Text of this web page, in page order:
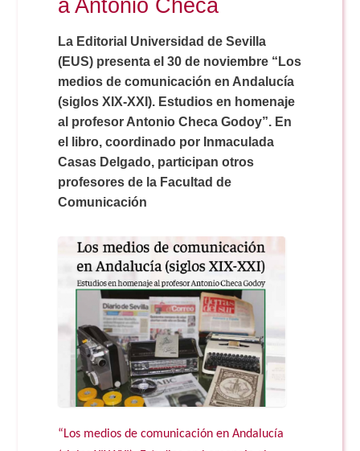
Comunicación Audiovisual
Doble Grado PER/CAV
Publicidad y RR.PP
Comunicación Audiovisual
Doble Grado PER/CAV
#miTFG
#YoPractico
Boletines
a Antonio Checa
La Editorial Universidad de Sevilla
(EUS) presenta el 30 de noviembre “Los
medios de comunicación en Andalucía
(siglos XIX-XXI). Estudios en homenaje
al profesor Antonio Checa Godoy”. En
el libro, coordinado por Inmaculada
Casas Delgado, participan otros
profesores de la Facultad de
Comunicación
“Los medios de comunicación en Andalucía